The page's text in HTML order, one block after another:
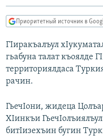
главной
навигации
Вернутся
поиску
IDEL.РЕАЛИИ
КАВКАЗ.РЕАЛИИ
СЕВЕР.РЕАЛИИ
СИБИРЬ.РЕАЛИИ
ПОДПИШИТЕСЬ НА
Приоритетный источник в
ГIиракъалъул
гьабуна талат къоялде
территориялдаса
рачин.
ГьечIони, жидеца
ХIинкъи
битIизехъин бугин